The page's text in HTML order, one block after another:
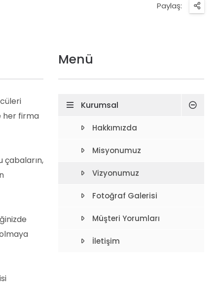
Paylaş:
her firma
çabaların,
Menü
Kurumsal
Hakkımızda
Misyonumuz
Vizyonumuz
Fotoğraf Galerisi
Müşteri Yorumları
İletişim